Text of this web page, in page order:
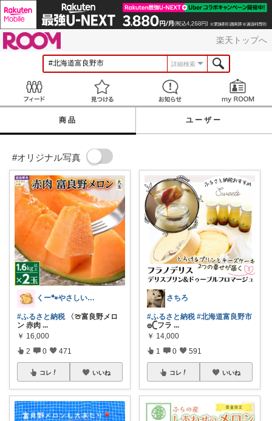
楽天トップへ
詳細検索
見つける お知らせ
商品 ユーザー
#オリジナル写真
くー🐾やさしいものと健やか暮らし☕️
#ふるさと納税〈🍈富良野メロ
ン 赤肉 ...
￥ 16,000
2 0 471
コレ いいね
さちろ
#ふるさと納税 #北海道富良野市
𓐍𓊆フラ ...
￥ 14,000
1 0 591
コレ いいね